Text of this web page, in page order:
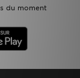
du moment